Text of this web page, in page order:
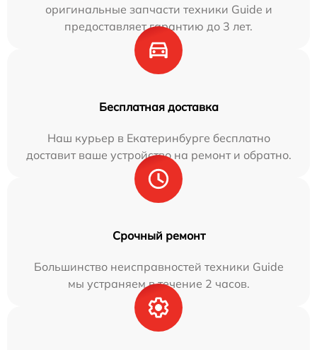
оригинальные запчасти техники Guide и
предоставляет гарантию до 3 лет.
Бесплатная доставка
Наш курьер в Екатеринбурге бесплатно
доставит ваше устройство на ремонт и обратно.
Срочный ремонт
Большинство неисправностей техники Guide
мы устраняем в течение 2 часов.